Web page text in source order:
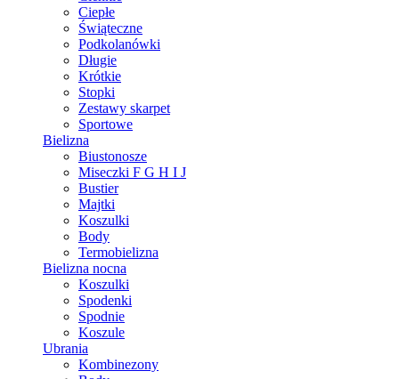
Ciepłe
Świąteczne
Podkolanówki
Długie
Krótkie
Stopki
Zestawy skarpet
Sportowe
Bielizna
Biustonosze
Miseczki F G H I J
Bustier
Majtki
Koszulki
Body
Termobielizna
Bielizna nocna
Koszulki
Spodenki
Spodnie
Koszule
Ubrania
Kombinezony